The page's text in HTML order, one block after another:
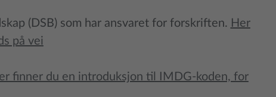
(DSB) som har ansvaret for forskriften. Her
på vei
finner du en introduksjon til IMDG-koden, for